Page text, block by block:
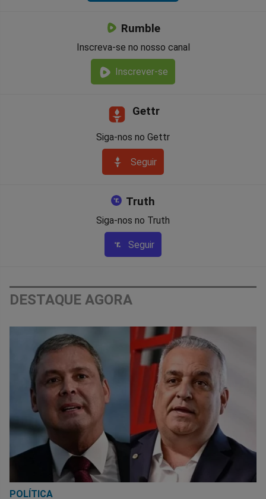
Rumble
Inscreva-se no nosso canal
Inscrever-se
Gettr
Siga-nos no Gettr
Seguir
Truth
Siga-nos no Truth
Seguir
DESTAQUE AGORA
POLÍTICA